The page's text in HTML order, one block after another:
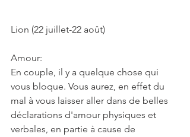
Lion (22 juillet-22 août)
Amour:
En couple, il y a quelque chose qui
vous bloque. Vous aurez, en effet du
mal à vous laisser aller dans de belles
déclarations d'amour physiques et
verbales, en partie à cause de